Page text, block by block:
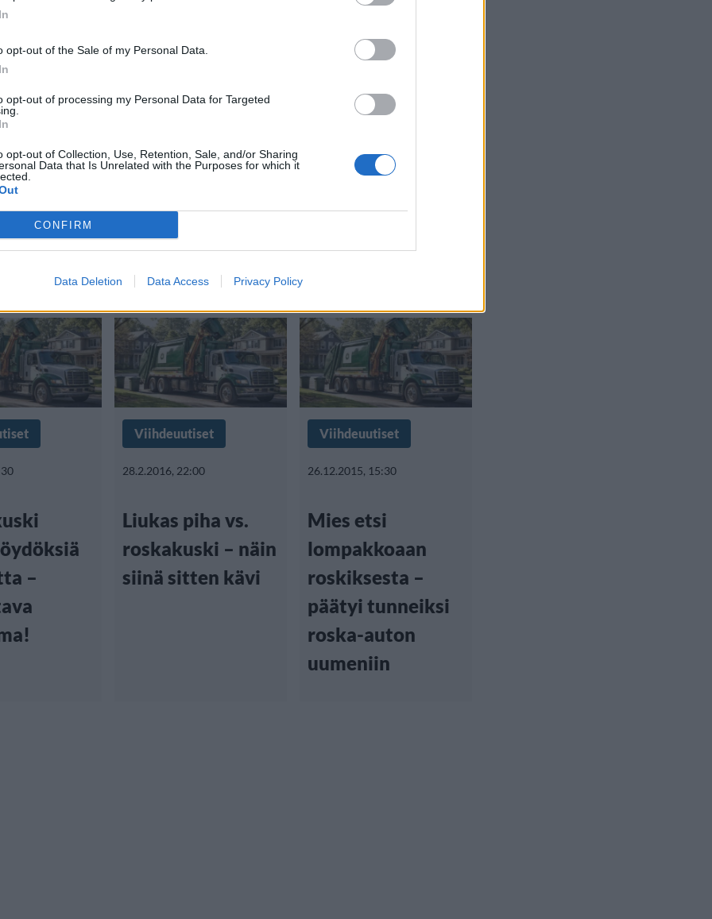
opt-out of the Sale of my Personal Data.
opt-out of processing my Personal Data for Targeted
opt-out of Collection, Use, Retention, Sale, and/or Sharing
Data that Is Unrelated with the Purposes for which it
CONFIRM
Data Deletion Data Access Privacy Policy
15.5.2020, 16:40
ideaksi
–
Viihdeuutiset
28.2.2016, 22:00
Liukas piha vs.
roskakuski – näin
siinä sitten kävi
Viihdeuutiset
26.12.2015, 15:30
Mies etsi
lompakkoaan
roskiksesta –
päätyi tunneiksi
roska-auton
uumeniin